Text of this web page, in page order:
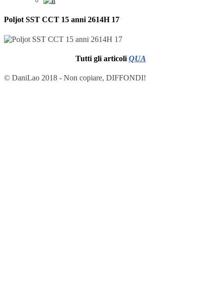
Poljot SST CCT 15 anni 2614H 17
Tutti gli articoli QUA
© DaniLao 2018 - Non copiare, DIFFONDI!